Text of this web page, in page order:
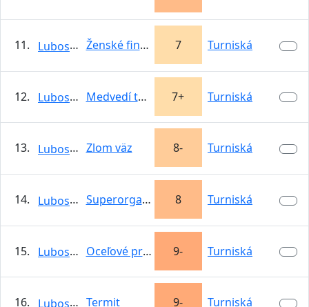
11. Lubosnik Ženské finále 7 Turniská
12. Lubosnik Medvedí tanec 7+ Turniská
13. Lubosnik Zlom väz 8- Turniská
14. Lubosnik Superorgazmus 8 Turniská
15. Lubosnik Oceľové prsty 9- Turniská
16. Lubosnik Termit 9- Turniská